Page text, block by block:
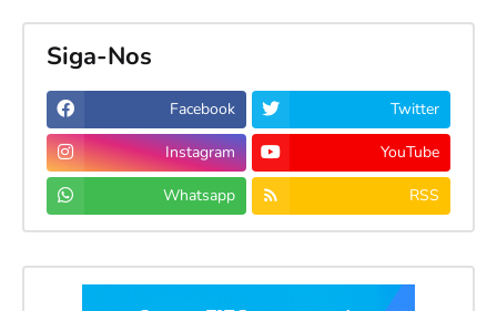
Siga-Nos
Facebook Twitter
Instagram YouTube
Whatsapp RSS